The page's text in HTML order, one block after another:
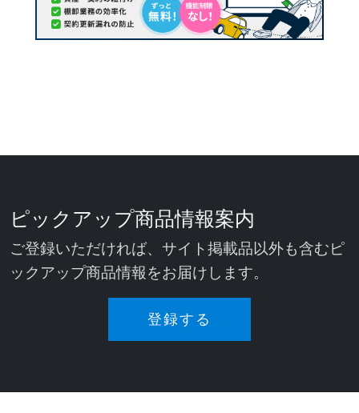
ピックアップ商品情報案内
ご登録いただければ、サイト掲載品以外も含むピ
ックアップ商品情報をお届けします。
登録する